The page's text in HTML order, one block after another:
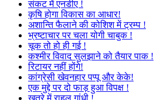
संकट में एनडीए !
कृषि होगा विकास का आधार!
अशान्ति फैलाने की कोशिश में ट्रम्प !
भ्रष्टाचार पर चला योगी चाबुक !
चूक तो हो ही गई !
कश्मीर विवाद सुलझाने को तैयार पाक !
रिटायर नहीं होंगे!
कांग्रेसी खेवनहार पप्पू और केके!
एक मुद्दे पर दो फाड़ हुआ विपक्ष !
खतरे में राहुल गांधी !